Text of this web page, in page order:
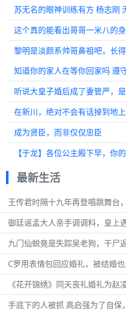
苏无名的眼神训练有方 杨志刚
黎明是淡颜系帅哥鼻祖吧，长
知道你的家人在等你回家吗 遵
听说大皇子婚后成了妻管严，是
成为贤臣，而非仅仅忠臣
最新生活
王传君时隔十九年再登唱跳舞台
御廷谣孟大人亲手调调料，皇上
九门仙蜕竟是失踪吴老狗，干尸
C罗用表情包回应婚礼，被结婚
《花开锦绣》同天丧礼婚礼为赵
手底下的人被抓 高启强为了自保